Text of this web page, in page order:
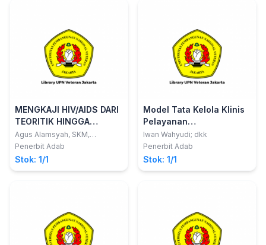
MENGKAJI HIV/AIDS DARI
TEORITIK HINGGA
PRAKTIK
Agus Alamsyah, SKM,
M.Kes,dkk
Penerbit Adab
Stok: 1/1
Model Tata Kelola Klinis
Pelayanan
KeperawatanIntegratif
Profesional (Inpro) Dalam
Gedung Puskesmas
Iwan Wahyudi; dkk
Penerbit Adab
Stok: 1/1